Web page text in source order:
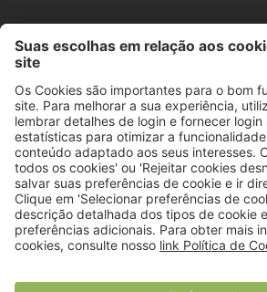
© 2018 Viver Saudável
O portal dos profissionais de